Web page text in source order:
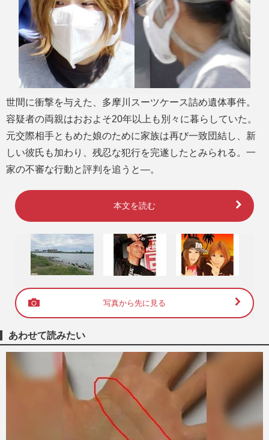
世間に衝撃を与えた、多摩川スーツケース詰め遺体事件。
容疑者の両親はおおよそ20年以上も別々に暮らしていた。
元交際相手ともめた娘のために家族は再び一致団結し、新
しい彼氏も加わり、残忍な犯行を完遂したとみられる。一
家の不審な行動と評判を追うと―。
本文を読む
写真から先に見る
あわせて読みたい